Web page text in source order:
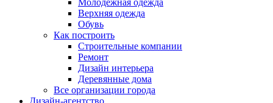
Верхняя одежда
Обувь
Как построить
Строительные компании
Ремонт
Дизайн интерьера
Деревянные дома
Все организации города
Дизайн-агентство